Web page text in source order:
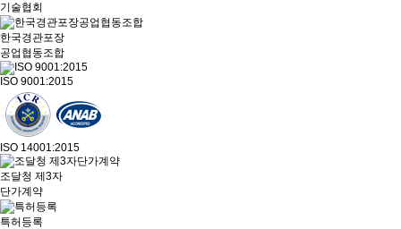
기술협회
한국경관포장
공업협동조합
ISO 9001:2015
ISO 14001:2015
조달청 제3자
단가계약
특허등록